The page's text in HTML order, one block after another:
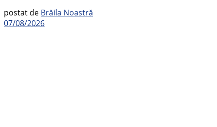
postat de Brăila Noastră
07/08/2026